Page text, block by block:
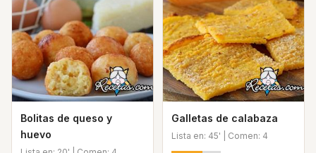
Bolitas de queso y
huevo
Galletas de calabaza
Lista en: 45' | Comen: 4